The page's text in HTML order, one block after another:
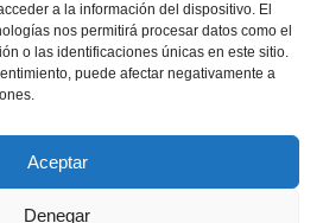
a la información del dispositivo. El
nos permitirá procesar datos como el
o las identificaciones únicas en este sitio.
puede afectar negativamente a
Aceptar
Denegar